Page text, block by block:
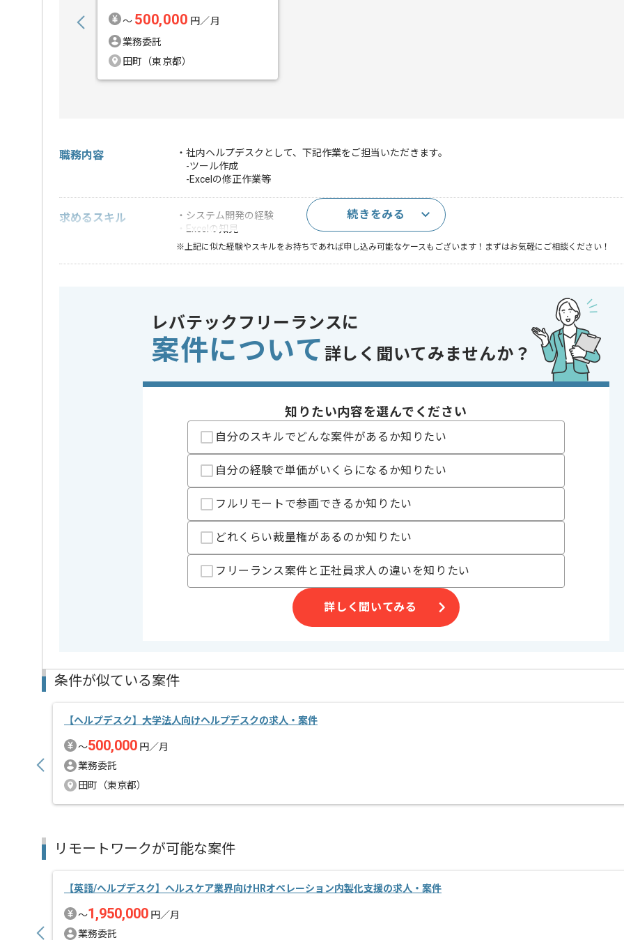
〜 500,000 円／月
業務委託
田町（東京都）
職務内容
・社内ヘルプデスクとして、下記作業をご担当いただきます。
-ツール作成
-Excelの修正作業等
求めるスキル
・システム開発の経験
・Excelの知見
※上記に似た経験やスキルをお持ちであれば申し込み可能なケースもございます！まずはお気軽にご相談ください！
本企業様は東京エリアを中心に多数の案件を保有しており、別案件へのスライドを通じた長期的なご参画等も可能でございま
経験の浅い方でもご参画いただきやすい案件です。
続きをみる
レバテックフリーランスに
案件について 詳しく聞いてみませんか？
知りたい内容を選んでください
自分のスキルでどんな案件があるか知りたい
自分の経験で単価がいくらになるか知りたい
フルリモートで参画できるか知りたい
どれくらい裁量権があるのか知りたい
フリーランス案件と正社員求人の違いを知りたい
詳しく聞いてみる
条件が似ている案件
【ヘルプデスク】大学法人向けヘルプデスクの求人・案件
〜500,000 円／月
業務委託
田町（東京都）
リモートワークが可能な案件
【英語/ヘルプデスク】ヘルスケア業界向けHRオペレーション内製化支援の求人・案件
〜1,950,000 円／月
業務委託